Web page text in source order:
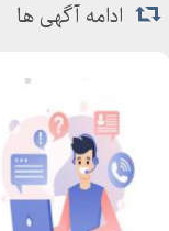
ادامه آگهی ها